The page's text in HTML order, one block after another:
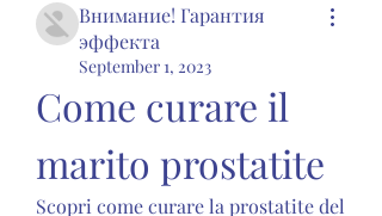
Внимание! Гарантия
эффекта
September 1, 2023
Come curare il
marito prostatite
Scopri come curare la prostatite del